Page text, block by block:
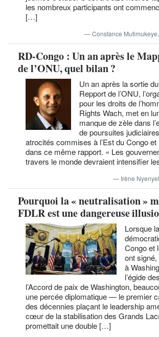
les nombreux participants ont
[…]
Constance
RD-Congo : Un an après le
de l’ONU, quel bilan ?
Un an après la sortie
Repport de l’ONU,
pour les droits de
Rights Wach, met en
manque de zèle dans
de poursuites
atrocités commises à l’Est du Congo et
dans ce même rapport. « Les
travers le monde devraient intensifier
Irène
Pourquoi la « neutralisation »
FDLR est une dangereuse
Lorsque
Congo et
ont
à
l’égide
l’Accord de paix de Washington,
une percée diplomatique — le premier
des décennies plaçant le leadership
cœur de la stabilisation des Grands
promettait une double […]